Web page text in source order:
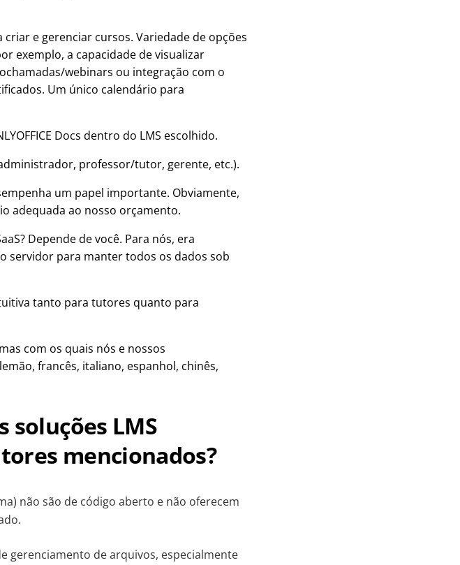
e gerenciar cursos. Variedade de opções
exemplo, a capacidade de visualizar
webinars ou integração com o
Um único calendário para
Docs dentro do LMS escolhido.
professor/tutor, gerente, etc.).
um papel importante. Obviamente,
adequada ao nosso orçamento.
Depende de você. Para nós, era
servidor para manter todos os dados sob
tanto para tutores quanto para
com os quais nós e nossos
francês, italiano, espanhol, chinês,
soluções LMS
mencionados?
não são de código aberto e não oferecem
gerenciamento de arquivos, especialmente